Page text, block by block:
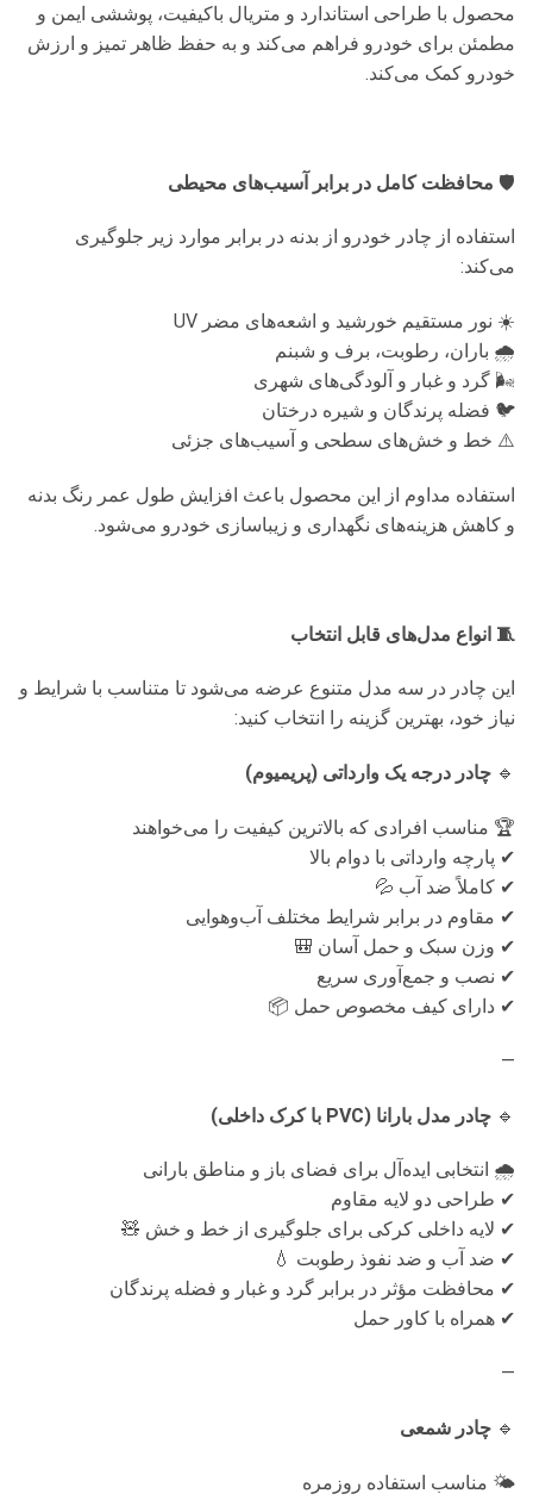
محصول با طراحی استاندارد و متریال باکیفیت، پوششی ایمن و
مطمئن برای خودرو فراهم می‌کند و به حفظ ظاهر تمیز و ارزش
خودرو کمک می‌کند.
🛡 محافظت کامل در برابر آسیب‌های محیطی
استفاده از چادر خودرو از بدنه در برابر موارد زیر جلوگیری
می‌کند:
☀️ نور مستقیم خورشید و اشعه‌های مضر UV
🌧 باران، رطوبت، برف و شبنم
🌬 گرد و غبار و آلودگی‌های شهری
🐦 فضله پرندگان و شیره درختان
⚠️ خط و خش‌های سطحی و آسیب‌های جزئی
استفاده مداوم از این محصول باعث افزایش طول عمر رنگ بدنه
و کاهش هزینه‌های نگهداری و زیباسازی خودرو می‌شود.
🧵 انواع مدل‌های قابل انتخاب
این چادر در سه مدل متنوع عرضه می‌شود تا متناسب با شرایط و
نیاز خود، بهترین گزینه را انتخاب کنید:
🔹 چادر درجه یک وارداتی (پریمیوم)
🏆 مناسب افرادی که بالاترین کیفیت را می‌خواهند
✔ پارچه وارداتی با دوام بالا
✔ کاملاً ضد آب 💦
✔ مقاوم در برابر شرایط مختلف آب‌وهوایی
✔ وزن سبک و حمل آسان 🎒
✔ نصب و جمع‌آوری سریع
✔ دارای کیف مخصوص حمل 📦
—
🔹 چادر مدل بارانا (PVC با کرک داخلی)
🌧 انتخابی ایده‌آل برای فضای باز و مناطق بارانی
✔ طراحی دو لایه مقاوم
✔ لایه داخلی کرکی برای جلوگیری از خط و خش 🧸
✔ ضد آب و ضد نفوذ رطوبت 💧
✔ محافظت مؤثر در برابر گرد و غبار و فضله پرندگان
✔ همراه با کاور حمل
—
🔹 چادر شمعی
🌤 مناسب استفاده روزمره